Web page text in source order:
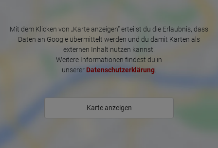
How long did the visitor stay?
Place of processing:
European Union & USA
Mit dem Klicken von „Karte anzeigen“ erteilst du die Erlaubnis, dass
Daten an Google übermittelt werden und du damit Karten als
externen Inhalt nutzen kannst.
Weitere Informationen findest du in
unserer Datenschutzerklärung
Karte anzeigen